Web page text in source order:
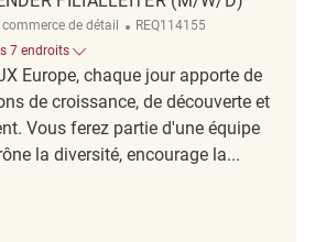
de détail ReqId
REQ114155
7 endroits
Europe, chaque jour apporte de
de croissance, de découverte et
Vous ferez partie d'une équipe
la diversité, encourage la...
Filialleiter (m/w/d) REQ114155